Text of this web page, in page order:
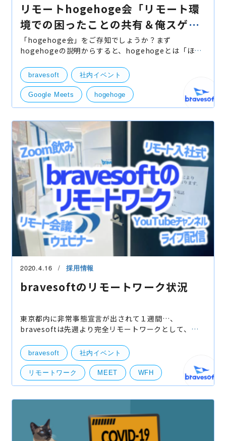
リモートhogehoge会「リモート環
境での困ったことの共有＆俺スゲー
環境自慢」
「hogehoge会」をご存知でしょうか？まず
hogehogeの説明からすると、hogehogeとは「ほげ
データに使われる無意味な文字列ですが、エンジニア
が暫定的・一時的に使用
bravesoft 社内イベント
Google Meets hogehoge
自宅作業 赤ちゃん
2020.4.16 採用情報
bravesoftのリモートワーク状況
東京都内に非常事態宣言が出されて１週間…、
bravesoftは先週より完全リモートワークとして、社
新型コロナウイルスが話題になったタイミングで以下
の通り、リモー
bravesoft 社内イベント
リモートワーク MEET WFH